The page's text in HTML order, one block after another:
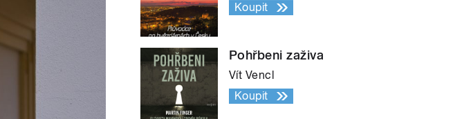
Koupit
Pohřbeni zaživa
Vít Vencl
Koupit